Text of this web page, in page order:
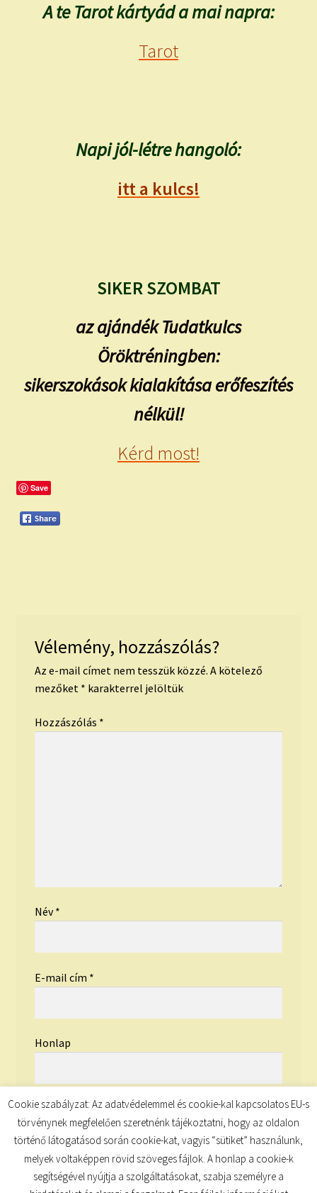
A te Tarot kártyád a mai napra:
Tarot
Napi jól-létre hangoló:
itt a kulcs!
SIKER SZOMBAT
az ajándék Tudatkulcs
Öröktréningben:
sikerszokások kialakítása erőfeszítés
nélkül!
Kérd most!
Save
Vélemény, hozzászólás?
Az e-mail címet nem tesszük közzé. A kötelező
mezőket * karakterrel jelöltük
Hozzászólás *
Név*
E-mail cím *
Honlap
Cookie szabályzat: Az adatvédelemmel és cookie-kal kapcsolatos EU-s
törvénynek megfelelően szeretnénk tájékoztatni, hogy az oldalon
történő látogatásod során cookie-kat, vagyis “sütiket” használunk,
melyek voltaképpen rövid szöveges fájlok. A honlap a cookie-k
segítségével nyújtja a szolgáltatásokat, szabja személyre a